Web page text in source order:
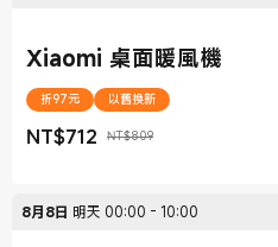
Xiaomi 桌面暖風機
折97元 以舊換新
NT$712
現價 NT$712 NT$809
銷售價格 NT$809
8月8日 明天 00:00 - 10:00